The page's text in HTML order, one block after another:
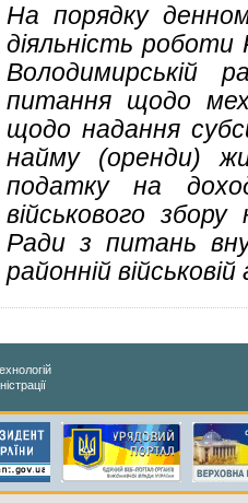
На порядку
діяльність
Володимирській
питання щодо
щодо надання
найму (оренди)
податку на
військового
Ради з питань
районній